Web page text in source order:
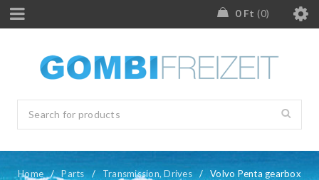
0 Ft 0
Home / Parts / Transmission, Drives /
Volvo Penta gearbox